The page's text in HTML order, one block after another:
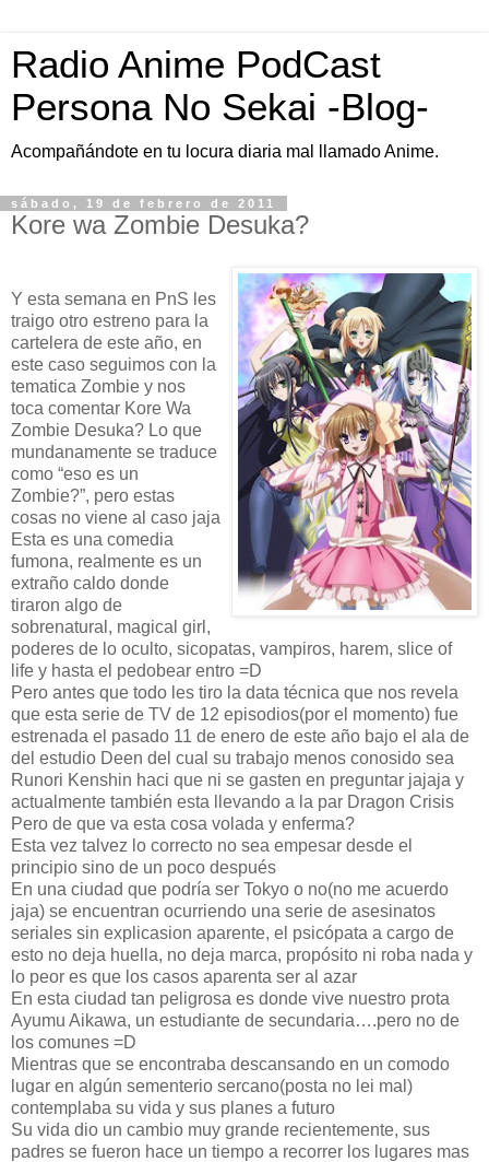
Radio Anime PodCast
Persona No Sekai -Blog-
Acompañándote en tu locura diaria mal llamado Anime.
sábado, 19 de febrero de 2011
Kore wa Zombie Desuka?
Y esta semana en PnS les
traigo otro estreno para la
cartelera de este año, en
este caso seguimos con la
tematica Zombie y nos
toca comentar Kore Wa
Zombie Desuka? Lo que
mundanamente se traduce
como “eso es un
Zombie?”, pero estas
cosas no viene al caso jaja
Esta es una comedia
fumona, realmente es un
extraño caldo donde
tiraron algo de
sobrenatural, magical girl,
poderes de lo oculto, sicopatas, vampiros, harem, slice of
life y hasta el pedobear entro =D
Pero antes que todo les tiro la data técnica que nos revela
que esta serie de TV de 12 episodios(por el momento) fue
estrenada el pasado 11 de enero de este año bajo el ala de
del estudio Deen del cual su trabajo menos conosido sea
Runori Kenshin haci que ni se gasten en preguntar jajaja y
actualmente también esta llevando a la par Dragon Crisis
Pero de que va esta cosa volada y enferma?
Esta vez talvez lo correcto no sea empesar desde el
principio sino de un poco después
En una ciudad que podría ser Tokyo o no(no me acuerdo
jaja) se encuentran ocurriendo una serie de asesinatos
seriales sin explicasion aparente, el psicópata a cargo de
esto no deja huella, no deja marca, propósito ni roba nada y
lo peor es que los casos aparenta ser al azar
En esta ciudad tan peligrosa es donde vive nuestro prota
Ayumu Aikawa, un estudiante de secundaria….pero no de
los comunes =D
Mientras que se encontraba descansando en un comodo
lugar en algún sementerio sercano(posta no lei mal)
contemplaba su vida y sus planes a futuro
Su vida dio un cambio muy grande recientemente, sus
padres se fueron hace un tiempo a recorrer los lugares mas